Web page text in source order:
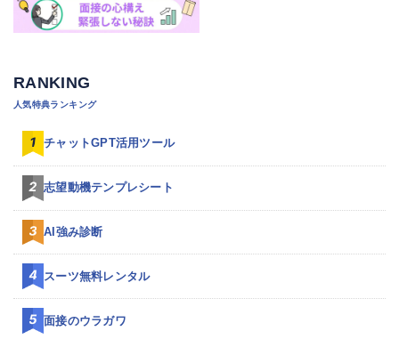
RANKING
人気特典ランキング
チャットGPT活用ツール
志望動機テンプレシート
AI強み診断
スーツ無料レンタル
面接のウラガワ